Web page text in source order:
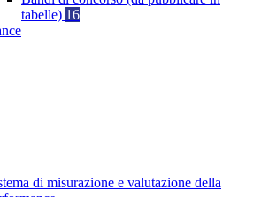
tabelle) 16
di misurazione e valutazione della